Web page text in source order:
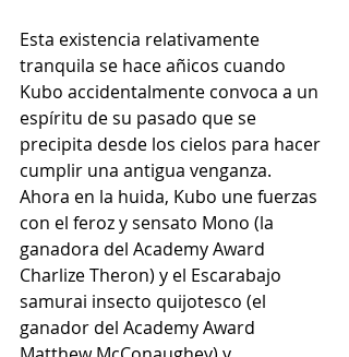
Esta existencia relativamente
tranquila se hace añicos cuando
Kubo accidentalmente convoca a un
espíritu de su pasado que se
precipita desde los cielos para hacer
cumplir una antigua venganza.
Ahora en la huida, Kubo une fuerzas
con el feroz y sensato Mono (la
ganadora del Academy Award
Charlize Theron) y el Escarabajo
samurai insecto quijotesco (el
ganador del Academy Award